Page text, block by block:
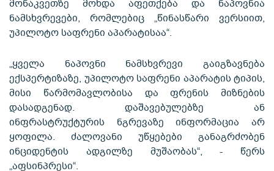
მონაკვეთზე მოხდა აფეთქება და ნაპოვნია
ნამსხვრევები, რომლებიც „წინასწარი ვერსიით,
უპილოტო საფრენი აპარატისაა“.
„ყველა ნაპოვნი ნამსხვრევი გაიგზავნება
ექსპერტიზაზე, უპილოტო საფრენი აპარატის ტიპის,
მისი წარმომავლობისა და ფრენის მიზნების
დასადგენად. დაშავებულებზე ან
ინფრასტრუქტურის ნგრევაზე ინფორმაცია არ
ყოფილა. ძალოვანი უწყებები განაგრძობენ
ინციდენტის ადგილზე მუშაობას“, - წერს
„აფსინპრესი“.